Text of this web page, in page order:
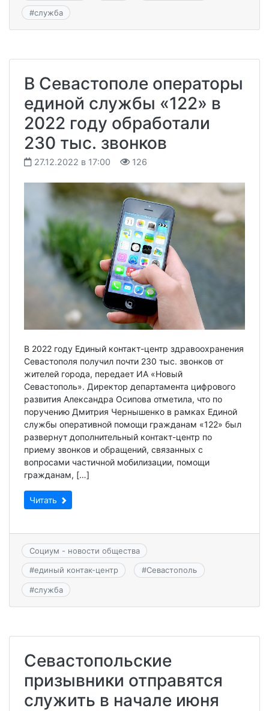
#служба
В Севастополе операторы
единой службы «122» в
2022 году обработали
230 тыс. звонков
27.12.2022 в 17:00 126
В 2022 году Единый контакт-центр здравоохранения
Севастополя получил почти 230 тыс. звонков от
жителей города, передает ИА «Новый
Севастополь». Директор департамента цифрового
развития Александра Осипова отметила, что по
поручению Дмитрия Чернышенко в рамках Единой
службы оперативной помощи гражданам «122» был
развернут дополнительный контакт-центр по
приему звонков и обращений, связанных с
вопросами частичной мобилизации, помощи
гражданам, […]
Читать
Социум - новости общества
#единый контак-центр #Севастополь
#служба
Севастопольские
призывники отправятся
служить в начале июня